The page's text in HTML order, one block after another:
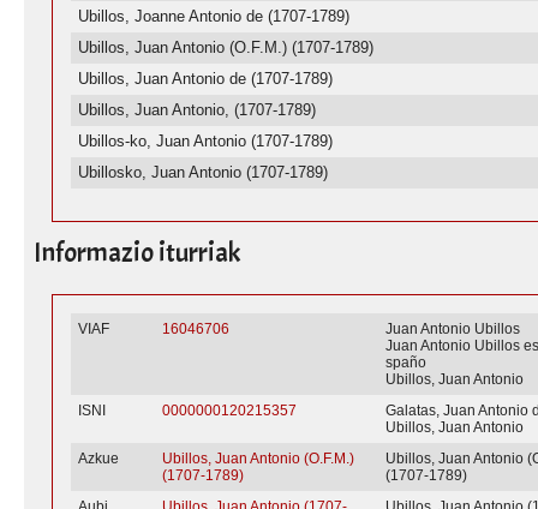
Ubillos, Joanne Antonio de (1707-1789)
Ubillos, Juan Antonio (O.F.M.) (1707-1789)
Ubillos, Juan Antonio de (1707-1789)
Ubillos, Juan Antonio, (1707-1789)
Ubillos-ko, Juan Antonio (1707-1789)
Ubillosko, Juan Antonio (1707-1789)
Informazio iturriak
VIAF 16046706
Juan Antonio Ubillos
Juan Antonio Ubillos
spaño
Ubillos, Juan Antonio
ISNI
0000000120215357
Galatas, Juan Antonio
Ubillos, Juan Antonio
Azkue
Ubillos, Juan Antonio (O.F.M.)
(1707-1789)
Ubillos, Juan Antonio
(1707-1789)